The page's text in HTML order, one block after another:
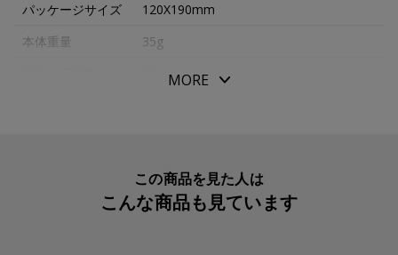
パッケージサイズ
120X190mm
本体重量
35g
yaya47
MORE
この商品を見た人は
こんな商品も見ています